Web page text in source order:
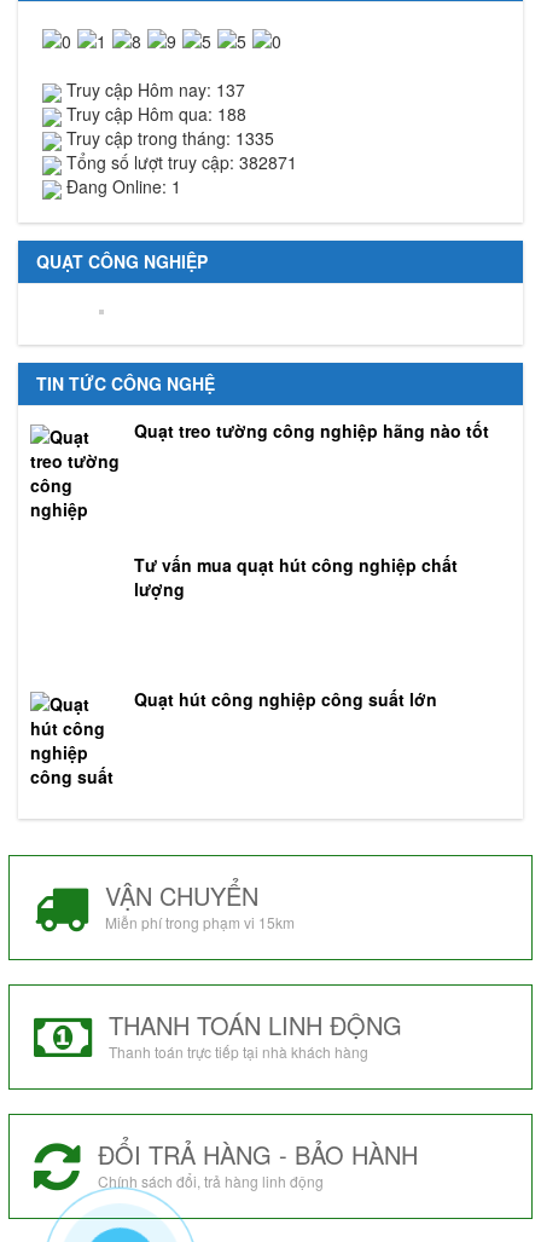
Truy cập Hôm nay: 137
Truy cập Hôm qua: 188
Truy cập trong tháng: 1335
Tổng số lượt truy cập: 382871
Đang Online: 1
QUẠT CÔNG NGHIỆP
TIN TỨC CÔNG NGHỆ
Quạt treo tường công nghiệp hãng nào tốt
Tư vấn mua quạt hút công nghiệp chất
lượng
Quạt hút công nghiệp công suất lớn
VẬN CHUYỂN
Miễn phí trong phạm vi 15km
THANH TOÁN LINH ĐỘNG
Thanh toán trực tiếp tại nhà khách hàng
ĐỔI TRẢ HÀNG - BẢO HÀNH
Chính sách đổi, trả hàng linh động